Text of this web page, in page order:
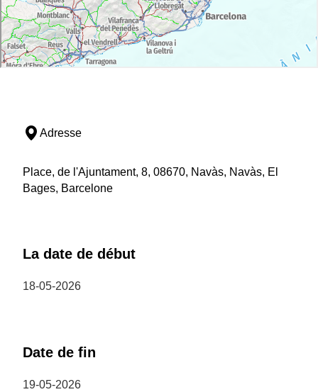
Adresse
Place, de l'Ajuntament, 8, 08670, Navàs, Navàs, El
Bages, Barcelone
La date de début
18-05-2026
Date de fin
19-05-2026